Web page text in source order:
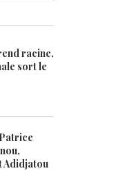
racine,
sort le
Adidjatou